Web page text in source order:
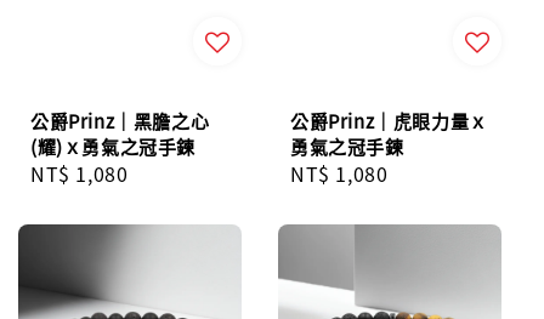
公爵Prinz｜黑膽之心
(耀)ｘ勇氣之冠手鍊
Regular
NT$ 1,080
公爵Prinz｜虎眼力量ｘ
勇氣之冠手鍊
Regular
NT$ 1,080